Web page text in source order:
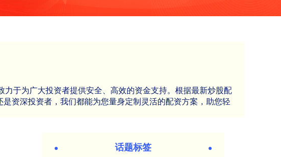
于为广大投资者提供安全、高效的资金支持。根据最新炒股配
资深投资者，我们都能为您量身定制灵活的配资方案，助您轻
话题标签